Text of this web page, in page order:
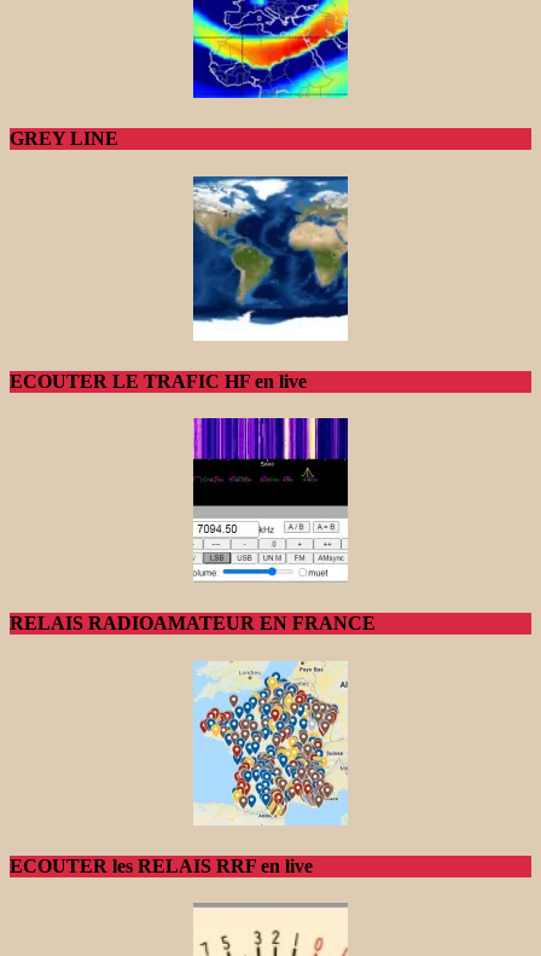
GREY LINE
ECOUTER LE TRAFIC HF en live
RELAIS RADIOAMATEUR EN FRANCE
ECOUTER les RELAIS RRF en live